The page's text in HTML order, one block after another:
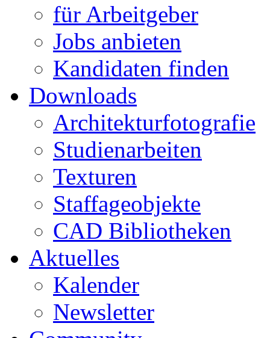
für Arbeitgeber
Jobs anbieten
Kandidaten finden
Downloads
Architekturfotografie
Studienarbeiten
Texturen
Staffageobjekte
CAD Bibliotheken
Aktuelles
Kalender
Newsletter